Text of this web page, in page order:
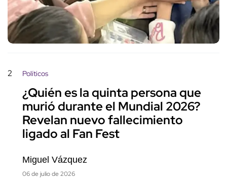
2 Políticos
¿Quién es la quinta persona que
murió durante el Mundial 2026?
Revelan nuevo fallecimiento
ligado al Fan Fest
Miguel Vázquez
06 de julio de 2026